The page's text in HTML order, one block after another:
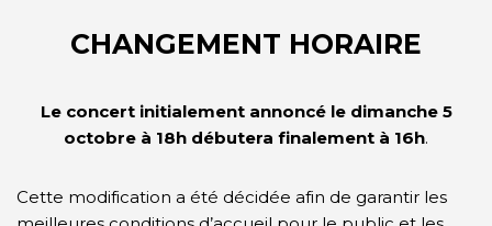
CHANGEMENT HORAIRE
Le concert initialement annoncé le dimanche 5
octobre à 18h débutera finalement à 16h.
Cette modification a été décidée afin de garantir les